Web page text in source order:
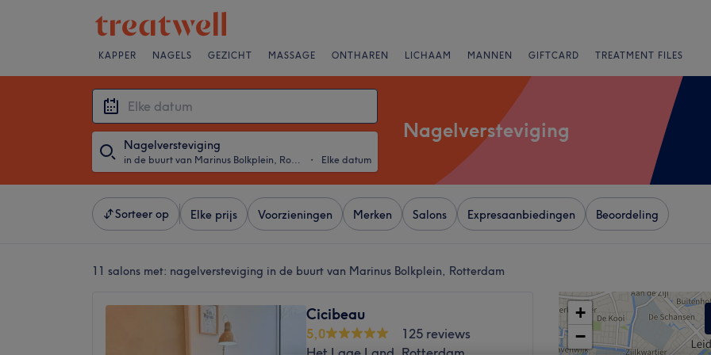
KAPPER NAGELS GEZICHT MASSAGE ONTHAREN LICHAAM MANNEN GIFTCARD TREATMENT FILES
Nagelversteviging
in de buurt van Marinus Bolkplein, Rotterdam ・ Elke datum
Nagelversteviging
Sorteer op Elke prijs Voorzieningen Merken Salons Expresaanbiedingen Beoordeling
11 salons met: nagelversteviging in de buurt van Marinus Bolkplein, Rotterdam
Cicibeau
5,0
125 reviews
+
−